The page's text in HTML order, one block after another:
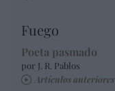
Fuego
Poeta pasmado
por J. R. Pablos
Artículos anteriores